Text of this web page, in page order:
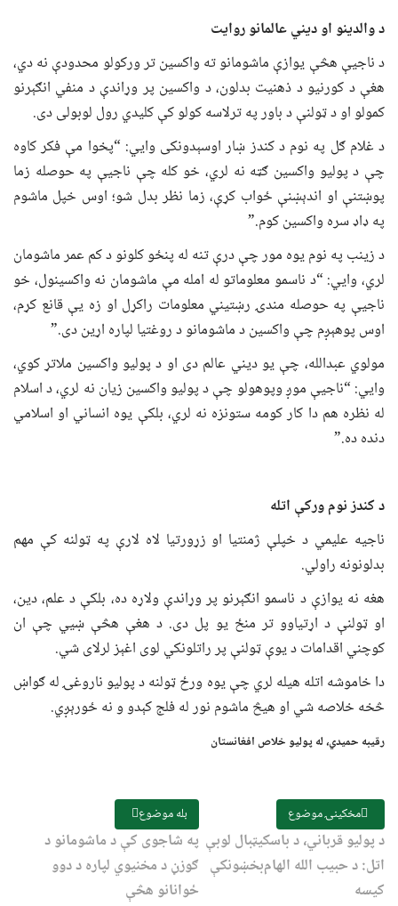
د والدینو او دیني عالمانو روایت
د ناجیې هڅې یوازې ماشومانو ته واکسین تر ورکولو محدودې نه دي،
هغې د کورنیو د ذهنیت بدلون، د واکسین پر وړاندې د منفي انګېرنو
کمولو او د ټولنې د باور په ترلاسه کولو کې کلیدي رول لوبولی دی.
د غلام ګل په نوم د کندز ښار اوسېدونکی وایي: “پخوا مې فکر کاوه
چې د پولیو واکسین ګټه نه لري، خو کله چې ناجیې په حوصله زما
پوښتنې او اندېښنې ځواب کړې، زما نظر بدل شو؛ اوس خپل ماشوم
په ډاډ سره واکسین کوم.”
د زینب په نوم یوه مور چې درې تنه له پنځو کلونو د کم عمر ماشومان
لري، وایي: “د ناسمو معلوماتو له امله مې ماشومان نه واکسینول، خو
ناجیې په حوصله مندۍ رښتیني معلومات راکړل او زه یې قانع کړم،
اوس پوهېږم چې واکسین د ماشومانو د روغتیا لپاره اړین دی.”
مولوي عبدالله، چې یو دیني عالم دی او د پولیو واکسین ملاتړ کوي،
وایي: “ناجیې موږ وپوهولو چې د پولیو واکسین زیان نه لري، د اسلام
له نظره هم دا کار کومه ستونزه نه لري، بلکې یوه انساني او اسلامي
دنده ده.”
د کندز نوم ورکې اتله
ناجیه علیمي د خپلې ژمنتیا او زړورتیا لاه لارې په ټولنه کې مهم
بدلونونه راولي.
هغه نه یوازې د ناسمو انګېرنو پر وړاندې ولاړه ده، بلکې د علم، دین،
او ټولنې د اړتیاوو تر منځ یو پل دی. د هغې هڅې ښیي چې ان
کوچني اقدامات د یوې ټولنې پر راتلونکي لوی اغېز لرلای شي.
دا خاموشه اتله هیله لري چې یوه ورځ ټولنه د پولیو ناروغۍ له ګواښ
څخه خلاصه شي او هیڅ ماشوم نور له فلج کېدو و نه ځورېږي.
رقیبه حمیدي، له پولیو خلاص افغانستان
مخکینۍ موضوع
د پولیو قرباني، د باسکیټبال لوبې
اتل: د حبیب الله الهام‌بخښونکې
کیسه
بله موضوع
په شاجوی کې د ماشومانو د
ګوزڼ د مخنیوي لپاره د دوو
ځوانانو هڅې